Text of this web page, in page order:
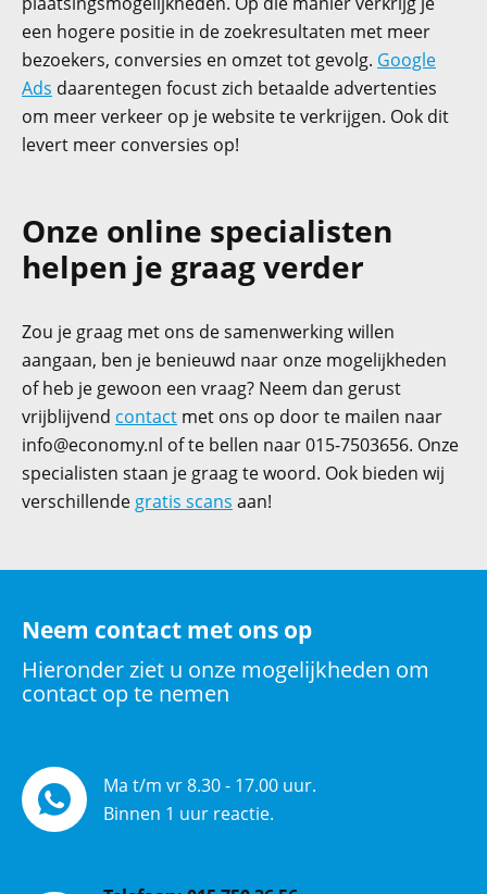
een hogere positie in de zoekresultaten met meer
bezoekers, conversies en omzet tot gevolg. Google
Ads daarentegen focust zich betaalde advertenties
om meer verkeer op je website te verkrijgen. Ook dit
levert meer conversies op!
Onze online specialisten
helpen je graag verder
Zou je graag met ons de samenwerking willen
aangaan, ben je benieuwd naar onze mogelijkheden
of heb je gewoon een vraag? Neem dan gerust
vrijblijvend contact met ons op door te mailen naar
info@economy.nl of te bellen naar 015-7503656. Onze
specialisten staan je graag te woord. Ook bieden wij
verschillende gratis scans aan!
Neem contact met ons op
Hieronder ziet u onze mogelijkheden om
contact op te nemen
Ma t/m vr 8.30 - 17.00 uur.
Binnen 1 uur reactie.